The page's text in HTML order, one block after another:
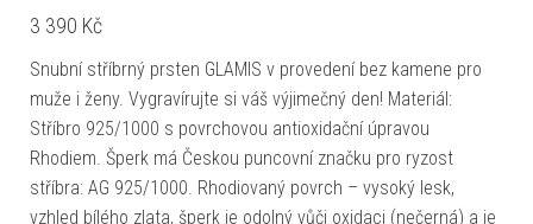
3 390 Kč
Snubní stříbrný prsten GLAMIS v provedení bez kamene pro
muže i ženy. Vygravírujte si váš výjimečný den! Materiál:
Stříbro 925/1000 s povrchovou antioxidační úpravou
Rhodiem. Šperk má Českou puncovní značku pro ryzost
stříbra: AG 925/1000. Rhodiovaný povrch – vysoký lesk,
vzhled bílého zlata, šperk je odolný vůči oxidaci (nečerná) a je